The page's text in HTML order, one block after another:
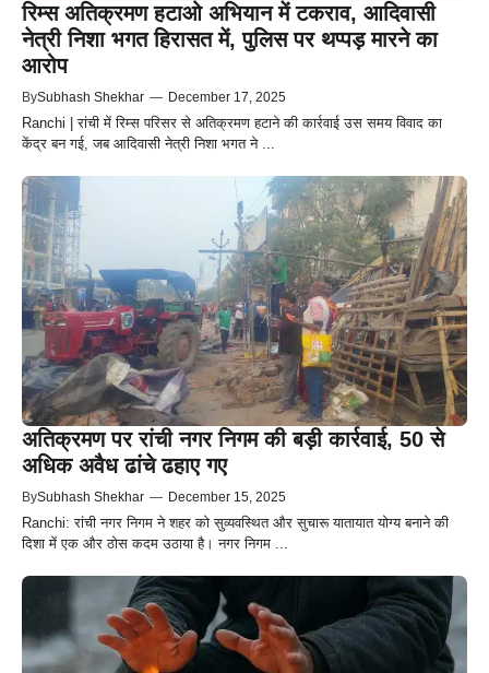
रिम्स अतिक्रमण हटाओ अभियान में टकराव, आदिवासी
नेत्री निशा भगत हिरासत में, पुलिस पर थप्पड़ मारने का
आरोप
BySubhash Shekhar — December 17, 2025
Ranchi | रांची में रिम्स परिसर से अतिक्रमण हटाने की कार्रवाई उस समय विवाद का
केंद्र बन गई, जब आदिवासी नेत्री निशा भगत ने ...
अतिक्रमण पर रांची नगर निगम की बड़ी कार्रवाई, 50 से
अधिक अवैध ढांचे ढहाए गए
BySubhash Shekhar — December 15, 2025
Ranchi: रांची नगर निगम ने शहर को सुव्यवस्थित और सुचारू यातायात योग्य बनाने की
दिशा में एक और ठोस कदम उठाया है। नगर निगम ...